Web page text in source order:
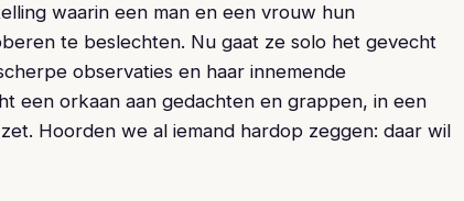
waarin een man en een vrouw hun
te beslechten. Nu gaat ze solo het gevecht
observaties en haar innemende
een orkaan aan gedachten en grappen, in een
Hoorden we al iemand hardop zeggen: daar wil